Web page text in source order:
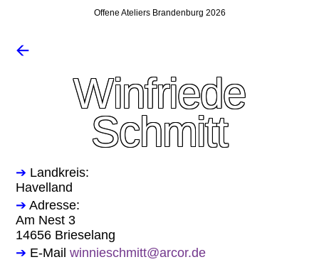
Offene Ateliers Brandenburg 2026
🡨
Winfriede
Schmitt
➔ Landkreis:
Havelland
➔ Adresse:
Am Nest 3
14656 Brieselang
➔ E-Mailwinnieschmitt@arcor.de